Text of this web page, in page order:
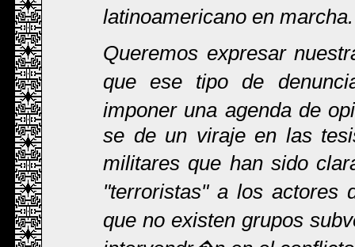
latinoamericano en marcha.
Queremos expresar
que ese tipo de
imponer una agenda de
se de un viraje en las
militares que han sido
"terroristas" a los actores
que no existen grupos